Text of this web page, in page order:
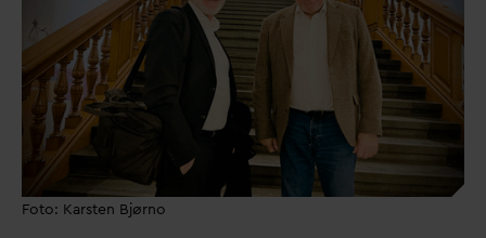
Foto: Karsten Bjørno